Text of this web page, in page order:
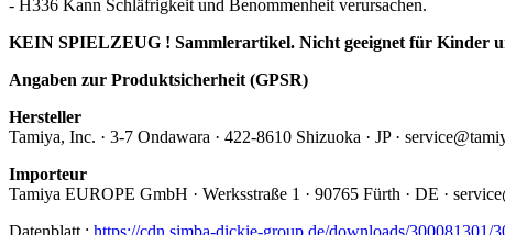
- H336 Kann Schläfrigkeit und Benommenheit verursachen.
KEIN SPIELZEUG ! Sammlerartikel. Nicht geeignet für Kinder
Angaben zur Produktsicherheit (GPSR)
Hersteller
Tamiya, Inc. · 3-7 Ondawara · 422-8610 Shizuoka · JP ·
Importeur
Tamiya EUROPE GmbH · Werksstraße 1 · 90765 Fürth · DE ·
Datenblatt : https://cdn.simba-dickie-group.de/downloads/